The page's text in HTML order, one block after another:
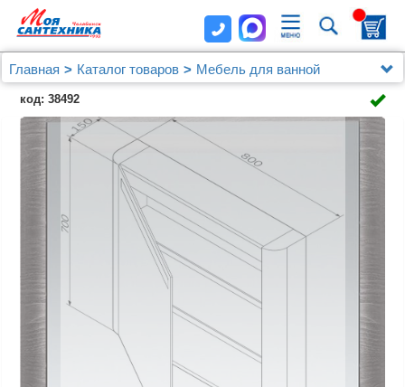
Главная Каталог товаров
Мебель для ванной
Зеркальные шкафы
Зеркало-шкаф AM.PM Sensation 80 L табачный дуб
код: 38492